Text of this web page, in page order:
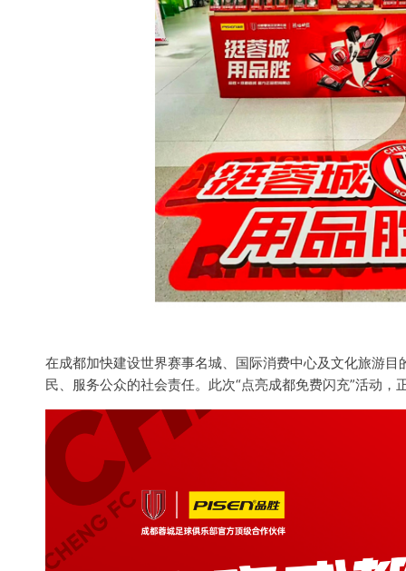
在成都加快建设世界赛事名城、国际消费中心及文化旅游
民、服务公众的社会责任。此次“点亮成都免费闪充”活动